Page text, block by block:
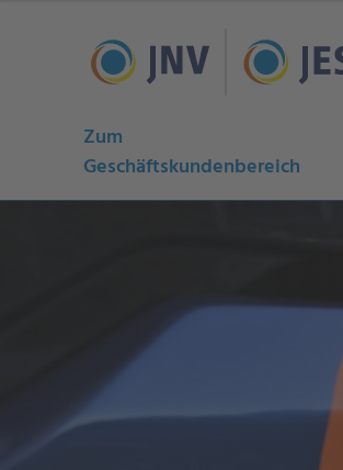
Zum
Geschäftskundenbereich